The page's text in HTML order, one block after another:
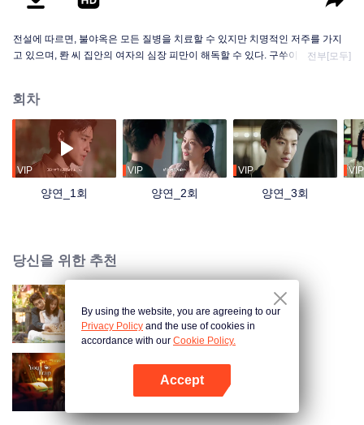
전설에 따르면, 불야옥은 모든 질병을 치료할 수 있지만 치명적인 저주를 가지
고 있으며, 롼 씨 집안의 여자의 심장 피만이 해독할 수 있다. 구쑤이즈는 30세
히 전생의 원한을 깨우친다.
전부[모두]
회차
VIP
양연_1회
VIP
양연_2회
VIP
양연_3회
VIP
당신을 위한 추천
이애위계
보보심험
By using the website, you are agreeing to our
Privacy Policy and the use of cookies in
accordance with our Cookie Policy.
Accept